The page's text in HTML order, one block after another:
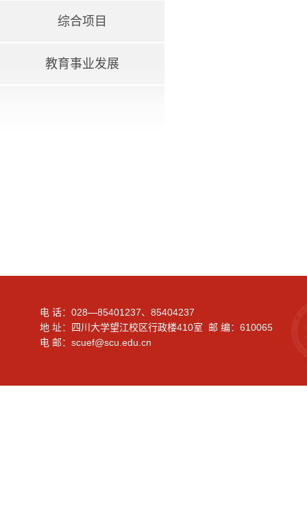
综合项目
教育事业发展
电 话：028—85401237、85404237
地 址：四川大学望江校区行政楼410室 邮 编：610065
电 邮：scuef@scu.edu.cn